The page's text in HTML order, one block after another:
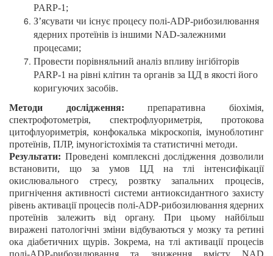
PARP-1;
З’ясувати чи існує процесу полі-ADP-рибозилювання
ядерних протеїнів із іншими NAD-залежними
процесами;
Провести порівняльний аналіз впливу інгібіторів
PARP-1 на рівні клітин та органів за ЦД в якості його
коригуючих засобів.
Методи дослідження: препаративна біохімія,
спектрофотометрія, спектрофлуориметрія, протокова
цитофлуориметрія, конфокалька мікроскопія, імуноблотинг
протеїнів, ПЛР, імуногістохімія та статистичні методи.
Результати: Проведені комплексні дослідження дозволили
встановити, що за умов ЦД на тлі інтенсифікації
окислювального стресу, розвтку запальних процесів,
пригнічення активності системи антиоксидантного захисту
рівень активації процесів полі-ADP-рибозилювання ядерних
протеїнів залежить від органу. При цьому найбільш
виражені патологічні зміни відбуваються у мозку та ретині
ока діабетичних щурів. Зокрема, на тлі активації процесів
полі-ADP-рибозилювання та зниження вмісту NAD